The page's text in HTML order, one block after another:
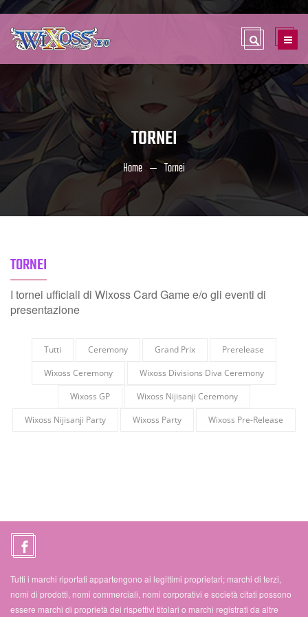
TORNEI
Home Tornei
TORNEI
I tornei ufficiali di Wixoss Card Game e/o gli eventi di
presentazione
Tutti Ceremony Grand Prix
Prerelease
Wixoss Ceremony
Wixoss Divisions Diva Ceremony
Wixoss GP
Wixoss Nijisanji Ceremony
Wixoss Nijisanji Party
Wixoss Party Wixoss Pre-Release
Tutti i marchi riportati appartengono ai legittimi proprietari; marchi di terzi,
nomi di prodotti, nomi commerciali, nomi corporativi e società citati possono
essere marchi di proprietà dei rispettivi titolari o marchi registrati da altre